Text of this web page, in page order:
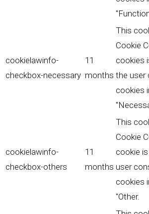
cookielawinfo-
checkbox-necessary
11
months
This
Cookie
cookies
the user
cookies
cookielawinfo-
checkbox-others
11
months
This
Cookie
cookie
user
cookies
"Other.